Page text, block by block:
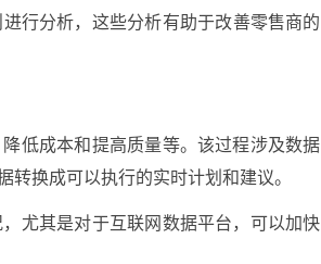
行分析，这些分析有助于改善零售商的
低成本和提高质量等。该过程涉及数据
换成可以执行的实时计划和建议。
尤其是对于互联网数据平台，可以加快